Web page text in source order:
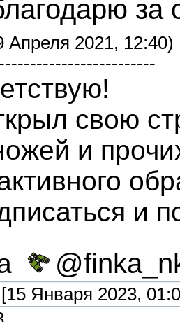
за
Апреля 2021, 12:40)
свою
и
и
[15 Января 2023,